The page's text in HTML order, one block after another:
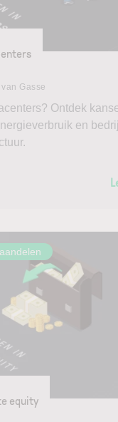
Gasse
Ontdek
en
equity